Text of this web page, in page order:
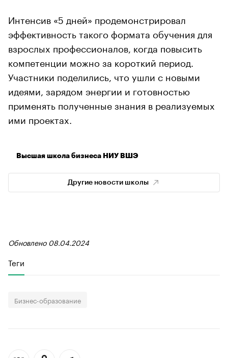
Интенсив «5 дней» продемонстрировал
эффективность такого формата обучения для
взрослых профессионалов, когда повысить
компетенции можно за короткий период.
Участники поделились, что ушли с новыми
идеями, зарядом энергии и готовностью
применять полученные знания в реализуемых
ими проектах.
Высшая школа бизнеса НИУ ВШЭ
Другие новости школы
Обновлено 08.04.2024
Теги
Бизнес-образование